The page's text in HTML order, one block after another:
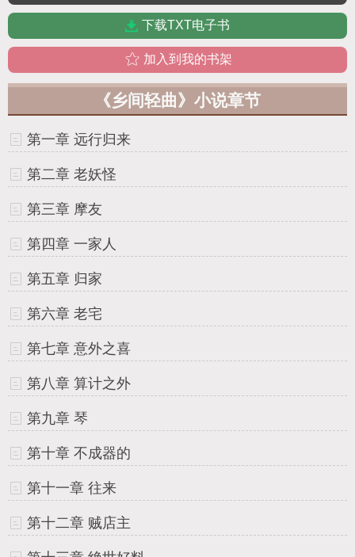
下载TXT电子书
加入到我的书架
《乡间轻曲》小说章节
第一章 远行归来
第二章 老妖怪
第三章 摩友
第四章 一家人
第五章 归家
第六章 老宅
第七章 意外之喜
第八章 算计之外
第九章 琴
第十章 不成器的
第十一章 往来
第十二章 贼店主